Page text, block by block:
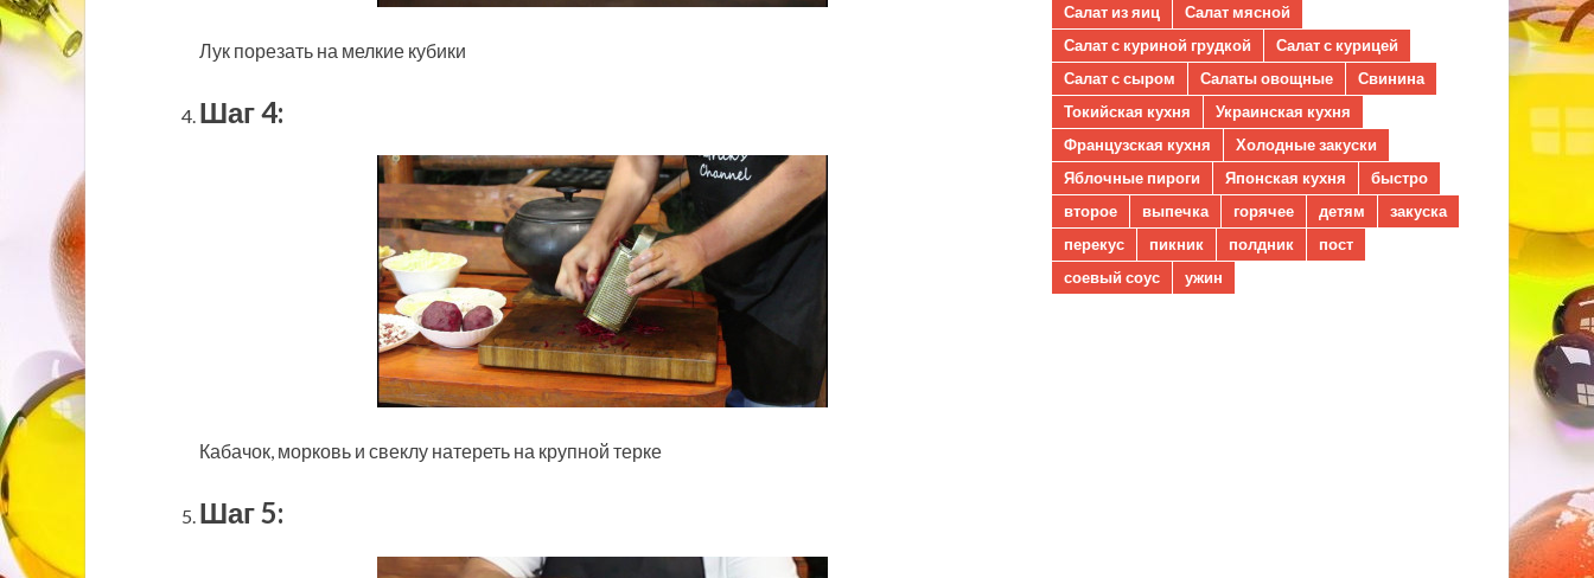
Лук порезать на мелкие кубики
Шаг 4:
Кабачок, морковь и свеклу натереть на крупной терке
Шаг 5:
Салат из яиц
Салат мясной
Салат с куриной грудкой
Салат с курицей
Салат с сыром
Салаты овощные
Свинина
Токийская кухня
Украинская кухня
Французская кухня
Холодные закуски
Яблочные пироги
Японская кухня
быстро
второе
выпечка горячее детям
закуска
перекус
пикник полдник
пост
соевый соус
ужин